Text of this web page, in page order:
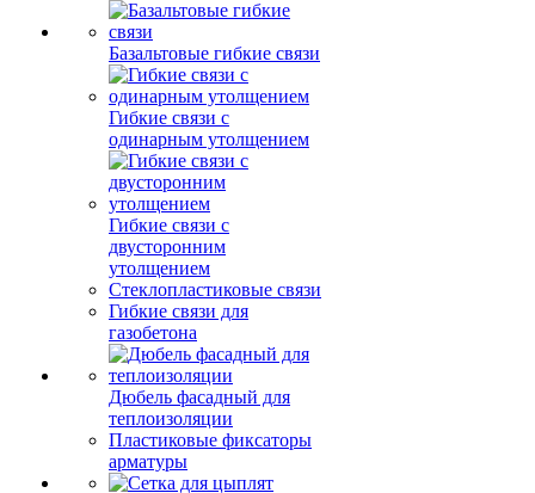
Базальтовые гибкие связи
Гибкие связи с
одинарным утолщением
Гибкие связи с
двусторонним
утолщением
Стеклопластиковые связи
Гибкие связи для
газобетона
Дюбель фасадный для
теплоизоляции
Пластиковые фиксаторы
арматуры